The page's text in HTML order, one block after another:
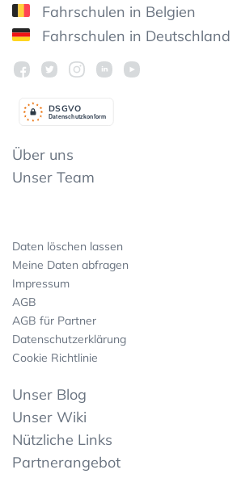
Fahrschulen in Belgien
Fahrschulen in Deutschland
Datenschutzkonform
DSGVO
Über uns
Unser Team
Daten löschen lassen
Meine Daten abfragen
Impressum
AGB
AGB für Partner
Datenschutzerklärung
Cookie Richtlinie
Unser Blog
Unser Wiki
Nützliche Links
Partnerangebot